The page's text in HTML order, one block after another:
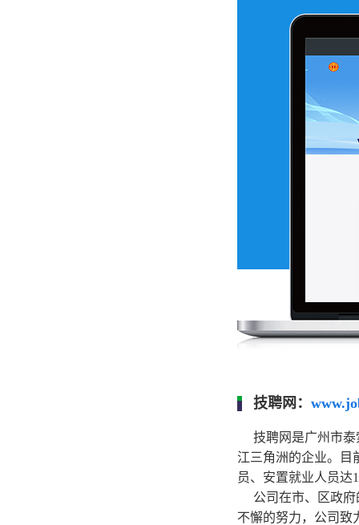
技聘网：
技聘网是广州市
江三角洲的企业。目
员、安置就业人员达
公司在市、区政
不懈的努力，公司致